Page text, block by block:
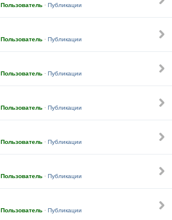
Пользователь · Публикации
Пользователь · Публикации
Пользователь · Публикации
Пользователь · Публикации
Пользователь · Публикации
Пользователь · Публикации
Пользователь · Публикации